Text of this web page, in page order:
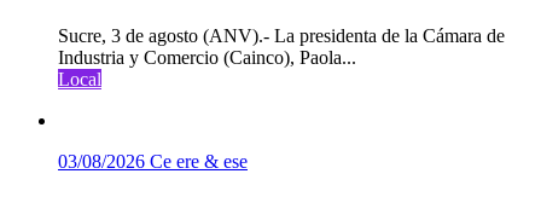
Sucre, 3 de agosto (ANV).- La presidenta de la Cámara de
Industria y Comercio (Cainco), Paola...
Local
03/08/2026 Ce ere & ese